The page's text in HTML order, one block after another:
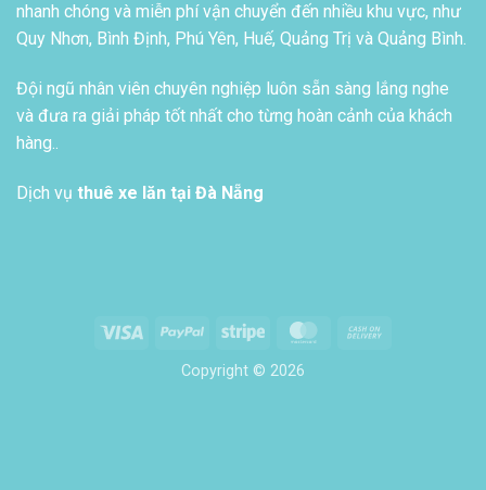
nhanh chóng và miễn phí vận chuyển đến nhiều khu vực, như
Quy Nhơn, Bình Định, Phú Yên, Huế, Quảng Trị và Quảng Bình.
Đội ngũ nhân viên chuyên nghiệp luôn sẵn sàng lắng nghe
và đưa ra giải pháp tốt nhất cho từng hoàn cảnh của khách
hàng..
Dịch vụ thuê xe lăn tại Đà Nẵng
Visa PayPal Stripe MasterCard
Copyright © 2026